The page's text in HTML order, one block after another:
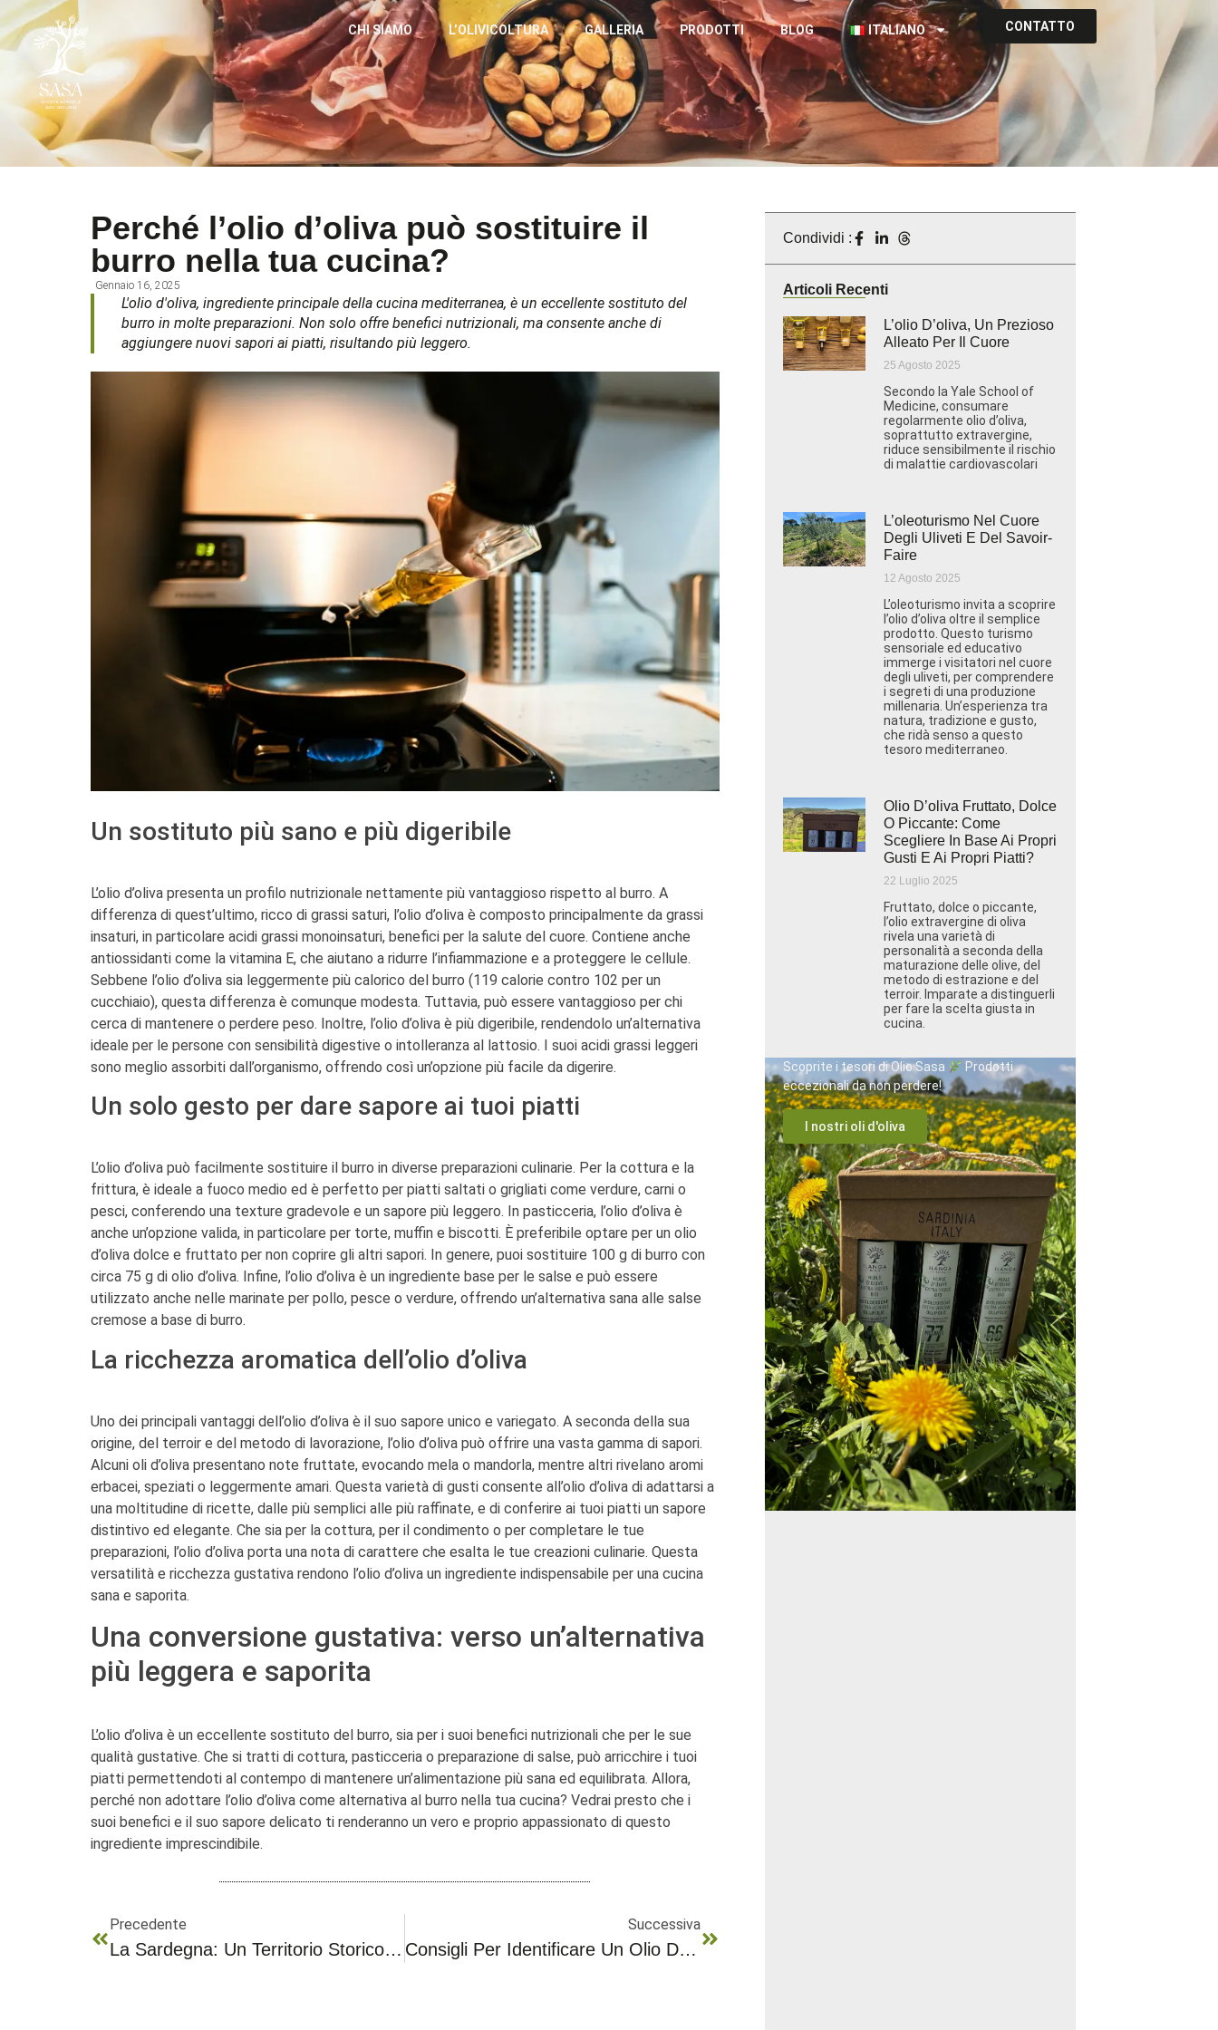
CHI SIAMO L’OLIVICOLTURA GALLERIA PRODOTTI BLOG ITALIANO CONTATTO
Perché l’olio d’oliva può sostituire il
burro nella tua cucina?
Gennaio 16, 2025
L'olio d'oliva, ingrediente principale della cucina mediterranea, è un eccellente sostituto del
burro in molte preparazioni. Non solo offre benefici nutrizionali, ma consente anche di
aggiungere nuovi sapori ai piatti, risultando più leggero.
Un sostituto più sano e più digeribile
L’olio d’oliva presenta un profilo nutrizionale nettamente più vantaggioso rispetto al burro. A
differenza di quest’ultimo, ricco di grassi saturi, l’olio d’oliva è composto principalmente da grassi
insaturi, in particolare acidi grassi monoinsaturi, benefici per la salute del cuore. Contiene anche
antiossidanti come la vitamina E, che aiutano a ridurre l’infiammazione e a proteggere le cellule.
Sebbene l’olio d’oliva sia leggermente più calorico del burro (119 calorie contro 102 per un
cucchiaio), questa differenza è comunque modesta. Tuttavia, può essere vantaggioso per chi
cerca di mantenere o perdere peso. Inoltre, l’olio d’oliva è più digeribile, rendendolo un’alternativa
ideale per le persone con sensibilità digestive o intolleranza al lattosio. I suoi acidi grassi leggeri
sono meglio assorbiti dall’organismo, offrendo così un’opzione più facile da digerire.
Un solo gesto per dare sapore ai tuoi piatti
L’olio d’oliva può facilmente sostituire il burro in diverse preparazioni culinarie. Per la cottura e la
frittura, è ideale a fuoco medio ed è perfetto per piatti saltati o grigliati come verdure, carni o
pesci, conferendo una texture gradevole e un sapore più leggero. In pasticceria, l’olio d’oliva è
anche un’opzione valida, in particolare per torte, muffin e biscotti. È preferibile optare per un olio
d’oliva dolce e fruttato per non coprire gli altri sapori. In genere, puoi sostituire 100 g di burro con
circa 75 g di olio d’oliva. Infine, l’olio d’oliva è un ingrediente base per le salse e può essere
utilizzato anche nelle marinate per pollo, pesce o verdure, offrendo un’alternativa sana alle salse
cremose a base di burro.
La ricchezza aromatica dell’olio d’oliva
Uno dei principali vantaggi dell’olio d’oliva è il suo sapore unico e variegato. A seconda della sua
origine, del terroir e del metodo di lavorazione, l’olio d’oliva può offrire una vasta gamma di sapori.
Alcuni oli d’oliva presentano note fruttate, evocando mela o mandorla, mentre altri rivelano aromi
erbacei, speziati o leggermente amari. Questa varietà di gusti consente all’olio d’oliva di adattarsi a
una moltitudine di ricette, dalle più semplici alle più raffinate, e di conferire ai tuoi piatti un sapore
distintivo ed elegante. Che sia per la cottura, per il condimento o per completare le tue
preparazioni, l’olio d’oliva porta una nota di carattere che esalta le tue creazioni culinarie. Questa
versatilità e ricchezza gustativa rendono l’olio d’oliva un ingrediente indispensabile per una cucina
sana e saporita.
Una conversione gustativa: verso un’alternativa
più leggera e saporita
L’olio d’oliva è un eccellente sostituto del burro, sia per i suoi benefici nutrizionali che per le sue
qualità gustative. Che si tratti di cottura, pasticceria o preparazione di salse, può arricchire i tuoi
piatti permettendoti al contempo di mantenere un’alimentazione più sana ed equilibrata. Allora,
perché non adottare l’olio d’oliva come alternativa al burro nella tua cucina? Vedrai presto che i
suoi benefici e il suo sapore delicato ti renderanno un vero e proprio appassionato di questo
ingrediente imprescindibile.
Precedente
La Sardegna: Un Territorio Storico E Una Diversità Ambientale
Successiva
Consigli Per Identificare Un Olio D’oliva Di Qualità
Condividi :
Articoli Recenti
L’olio D’oliva, Un Prezioso
Alleato Per Il Cuore
25 Agosto 2025
Secondo la Yale School of
Medicine, consumare
regolarmente olio d’oliva,
soprattutto extravergine,
riduce sensibilmente il rischio
di malattie cardiovascolari
L’oleoturismo Nel Cuore
Degli Uliveti E Del Savoir-
Faire
12 Agosto 2025
L’oleoturismo invita a scoprire
l’olio d’oliva oltre il semplice
prodotto. Questo turismo
sensoriale ed educativo
immerge i visitatori nel cuore
degli uliveti, per comprendere
i segreti di una produzione
millenaria. Un’esperienza tra
natura, tradizione e gusto,
che ridà senso a questo
tesoro mediterraneo.
Olio D’oliva Fruttato, Dolce
O Piccante: Come
Scegliere In Base Ai Propri
Gusti E Ai Propri Piatti?
22 Luglio 2025
Fruttato, dolce o piccante,
l’olio extravergine di oliva
rivela una varietà di
personalità a seconda della
maturazione delle olive, del
metodo di estrazione e del
terroir. Imparate a distinguerli
per fare la scelta giusta in
cucina.
Scoprite i tesori di Olio Sasa
Prodotti
eccezionali da non perdere!
I nostri oli d'oliva